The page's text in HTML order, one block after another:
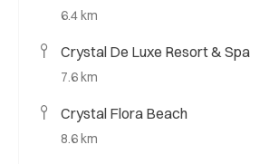
6.4 km
Crystal De Luxe Resort & Spa
7.6 km
Crystal Flora Beach
8.6 km